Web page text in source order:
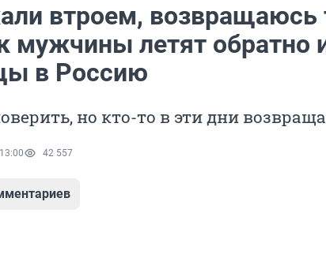
втроем, возвращаюсь
мужчины летят обратно
в Россию
но кто-то в эти дни
42 557